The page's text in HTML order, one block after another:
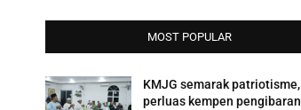
MOST POPULAR
KMJG semarak patriotisme,
perluas kempen pengibaran